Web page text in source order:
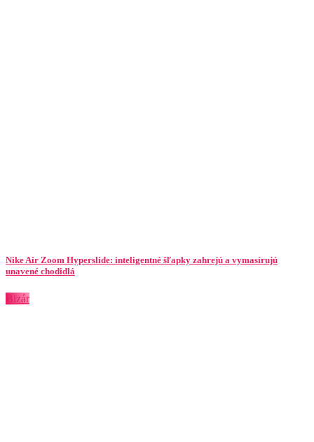
Nike Air Zoom Hyperslide: inteligentné šľapky zahrejú a vymasírujú
unavené chodidlá
Bizár